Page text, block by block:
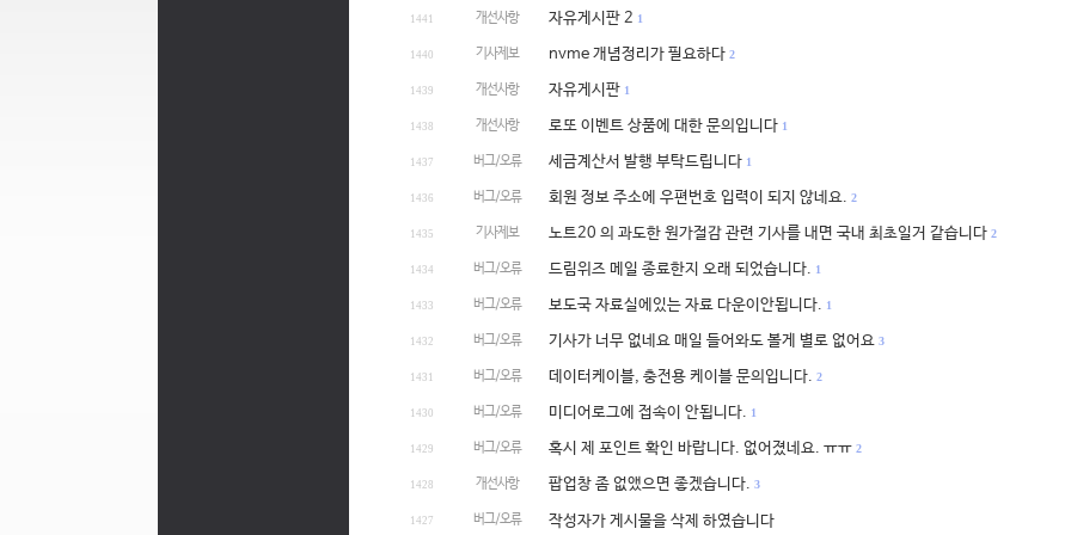
1441 개선사항 자유게시판 2 1
1440 기사제보 nvme 개념정리가 필요하다 2
1439 개선사항 자유게시판 1
1438 개선사항 로또 이벤트 상품에 대한 문의입니다 1
1437 버그/오류 세금계산서 발행 부탁드립니다 1
1436 버그/오류 회원 정보 주소에 우편번호 입력이 되지 않네요. 2
1435 기사제보 노트20 의 과도한 원가절감 관련 기사를 내면 국내 최초일거 같습니다 2
1434 버그/오류 드림위즈 메일 종료한지 오래 되었습니다. 1
1433 버그/오류 보도국 자료실에있는 자료 다운이안됩니다. 1
1432 버그/오류 기사가 너무 없네요 매일 들어와도 볼게 별로 없어요 3
1431 버그/오류 데이터케이블, 충전용 케이블 문의입니다. 2
1430 버그/오류 미디어로그에 접속이 안됩니다. 1
1429 버그/오류 혹시 제 포인트 확인 바랍니다. 없어졌네요. ㅠㅠ 2
1428 개선사항 팝업창 좀 없앴으면 좋겠습니다. 3
1427 버그/오류 작성자가 게시물을 삭제 하였습니다